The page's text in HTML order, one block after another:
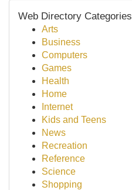
Web Directory Categories
Arts
Business
Computers
Games
Health
Home
Internet
Kids and Teens
News
Recreation
Reference
Science
Shopping